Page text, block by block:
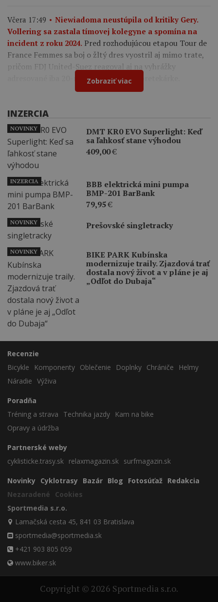
Včera 17:49
Niewiadoma neustúpila od kritiky Gery.
Vollering sa zastala tímovej kolegyne a spomína na
incident z roku 2024. Pred rozhodujúcou etapou Tour de
France Femmes sa boj o žltý dres vyostril aj mimo trate,
pričom FDJ United-Suez reagoval aj na vyhrážky
adresované iba 20-ročnej francúzskej pretekárke.
Zobraziť viac
INZERCIA
DMT KR0 EVO Superlight: Keď
sa ľahkosť stane výhodou
409,00€
NOVINKY
BBB elektrická mini pumpa
BMP-201 BarBank
79,95€
INZERCIA
Prešovské singletracky
NOVINKY
BIKE PARK Kubínska
modernizuje traily. Zjazdová trať
dostala nový život a v pláne je aj
„Odľot do Dubaja“
NOVINKY
Recenzie
Bicykle
Komponenty Oblečenie Doplnky Chrániče
Helmy
Náradie Výživa
Poradňa
Tréning a strava
Technika jazdy
Kam na bike
Opravy a údržba
Partnerské weby
cyklisticke.trasy.sk relaxmagazin.sk surfmagazin.sk
Novinky Cyklotrasy Bazár Blog Fotosúťaž Redakcia
Nezaradené
Cookies
Sportmedia s.r.o.
Lamačská cesta 45, 841 03 Bratislava
sportmedia@sportmedia.sk
+421 903 805 059
www.biker.sk
Copyright © 2026 Sportmedia s.r.o.